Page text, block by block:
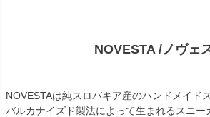
NOVESTA /ノヴェ
NOVESTAは純スロバキア産のハンドメイド
バルカナイズド製法によって生まれるスニー